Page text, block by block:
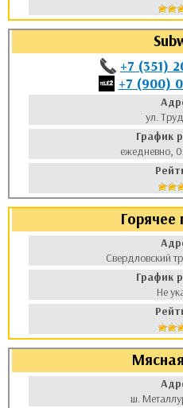
+7 (351)
+7 (900)
ул.
График
ежедневно,
Горячее
Свердловский
График
Не
ш.